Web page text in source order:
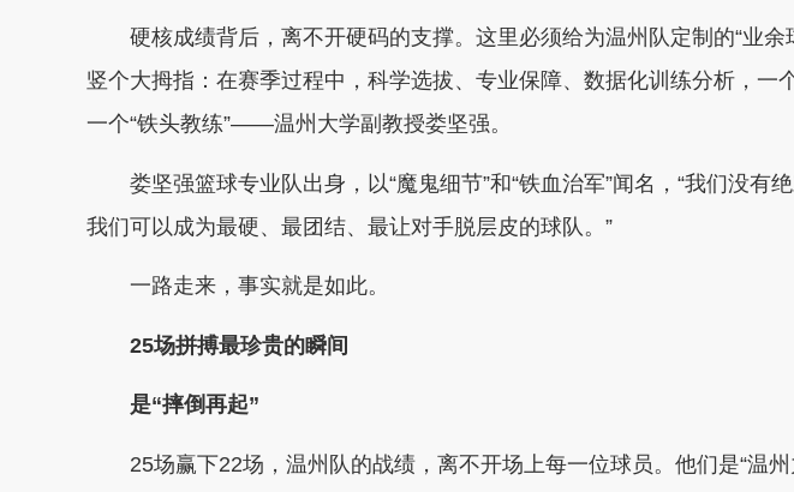
硬核成绩背后，离不开硬码的支撑。这里必须给为温州队定制的“业余
竖个大拇指：在赛季过程中，科学选拔、专业保障、数据化训练分析，一
一个“铁头教练”——温州大学副教授娄坚强。
娄坚强篮球专业队出身，以“魔鬼细节”和“铁血治军”闻名，“我们没有
我们可以成为最硬、最团结、最让对手脱层皮的球队。”
一路走来，事实就是如此。
25场拼搏最珍贵的瞬间
是“摔倒再起”
25场赢下22场，温州队的战绩，离不开场上每一位球员。他们是“温